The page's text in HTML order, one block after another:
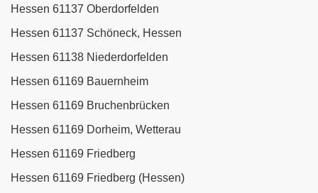
Hessen 61137 Oberdorfelden
Hessen 61137 Schöneck, Hessen
Hessen 61138 Niederdorfelden
Hessen 61169 Bauernheim
Hessen 61169 Bruchenbrücken
Hessen 61169 Dorheim, Wetterau
Hessen 61169 Friedberg
Hessen 61169 Friedberg (Hessen)